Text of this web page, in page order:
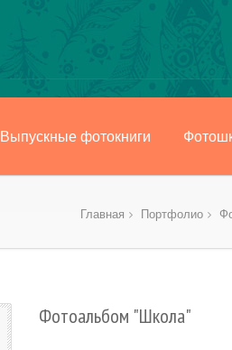
Выпускные фотокниги
Главная Портфолио
Фотоальбом "Школа"